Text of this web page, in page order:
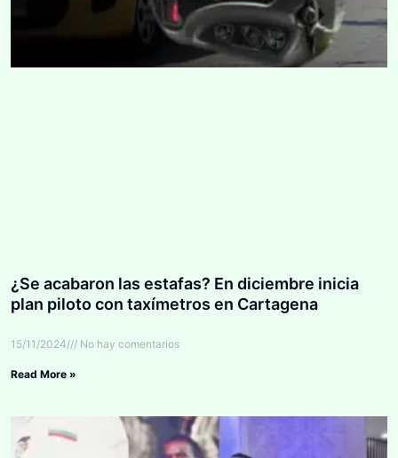
¿Se acabaron las estafas? En diciembre inicia
plan piloto con taxímetros en Cartagena
15/11/2024 No hay comentarios
Read More »